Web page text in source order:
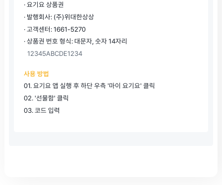
· 요기요 상품권
· 발행회사: (주)위대한상상
· 고객센터: 1661-5270
· 상품권 번호 형식: 대문자, 숫자 14자리
12345ABCDE1234
사용 방법
01. 요기요 앱 실행 후 하단 우측 '마이 요기요' 클릭
02. '선물함' 클릭
03. 코드 입력